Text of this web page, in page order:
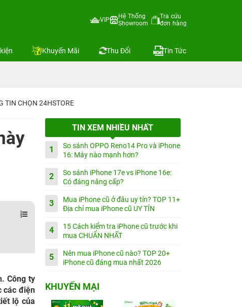
VIP
Hệ Thống
Showroom
Tra cứu
đơn hàng
Khuyến Mãi Thu Đổi Tin Tức
TIN CHỌN 24HSTORE
Công ty
các điện
lộ của
TIN XEM NHIỀU NHẤT
1
So sánh OPPO Reno14 Pro và iPhone
16: Máy nào mạnh hơn?
2
So sánh iPhone 17e vs iPhone 16e:
Có đáng nâng cấp?
3
Mua iPhone cũ ở đâu uy tín? TOP 11+
Địa chỉ mua iPhone cũ UY TÍN
4
15 Cách kiểm tra iPhone cũ trước khi
mua CHUẨN NHẤT
5
Nên mua iPhone cũ nào? TOP 20+
iPhone cũ đáng mua nhất 2026
KHUYẾN MẠI